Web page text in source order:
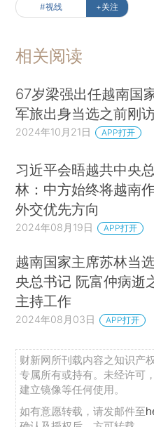
#视线 +关注
相关阅读
67岁梁强出任越南国
军旅出身当选之前刚
2024年10月21日 APP打开
习近平会晤越共中央
林：中方始终将越南
外交优先方向
2024年08月19日 APP打开
越南国家主席苏林当
央总书记 阮富仲病逝
主持工作
2024年08月03日 APP打开
财新网所刊载内容之知识产
专属所有或持有。未经许可
建立镜像等任何使用。
如有意愿转载，请发邮件至